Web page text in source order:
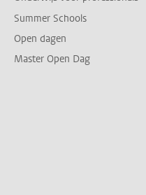
Summer Schools
Open dagen
Master Open Dag